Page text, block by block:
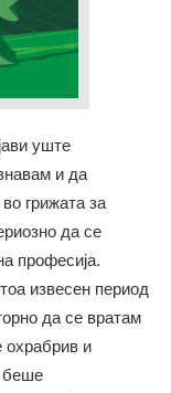
уште
и да
грижата за
да се
професија.
извесен период
да се вратам
охрабрив и
беше